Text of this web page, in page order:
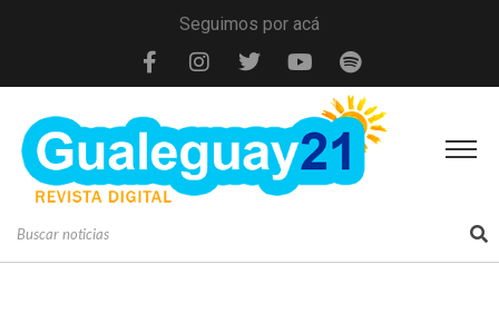
Seguimos por acá